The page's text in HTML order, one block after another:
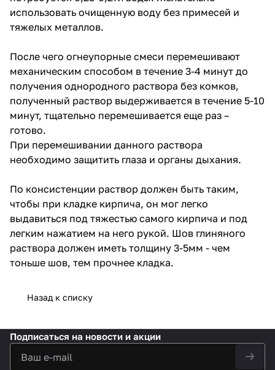
использовать очищенную воду без примесей и
тяжелых металлов.
После чего огнеупорные смеси перемешивают
механическим способом в течение 3-4 минут до
получения однородного раствора без комков,
полученный раствор выдерживается в течение 5-10
минут, тщательно перемешивается еще раз –
готово.
При перемешивании данного раствора
необходимо защитить глаза и органы дыхания.
По консистенции раствор должен быть таким,
чтобы при кладке кирпича, он мог легко
выдавиться под тяжестью самого кирпича и под
легким нажатием на него рукой. Шов глиняного
раствора должен иметь толщину 3-5мм - чем
тоньше шов, тем прочнее кладка.
Назад к списку
Подписаться на новости и акции